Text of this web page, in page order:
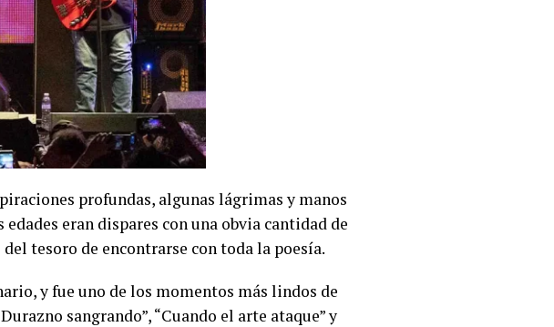
profundas, algunas lágrimas y manos
eran dispares con una obvia cantidad de
tesoro de encontrarse con toda la poesía.
y fue uno de los momentos más lindos de
sangrando”, “Cuando el arte ataque” y